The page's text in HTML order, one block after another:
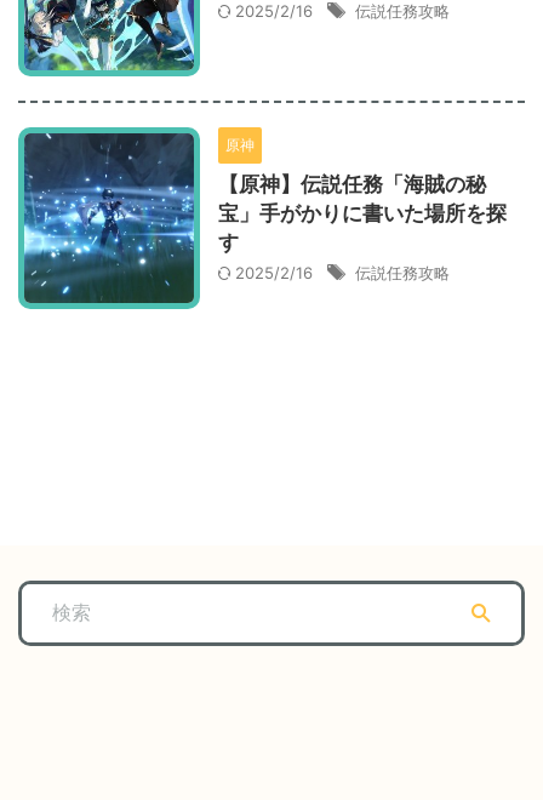
2025/2/16 伝説任務攻略
原神
【原神】伝説任務「海賊の秘
宝」手がかりに書いた場所を探
す
2025/2/16 伝説任務攻略